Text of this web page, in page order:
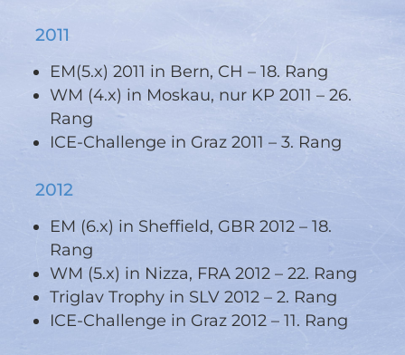
2011
EM(5.x) 2011 in Bern, CH – 18. Rang
WM (4.x) in Moskau, nur KP 2011 – 26.
Rang
ICE-Challenge in Graz 2011 – 3. Rang
2012
EM (6.x) in Sheffield, GBR 2012 – 18.
Rang
WM (5.x) in Nizza, FRA 2012 – 22. Rang
Triglav Trophy in SLV 2012 – 2. Rang
ICE-Challenge in Graz 2012 – 11. Rang